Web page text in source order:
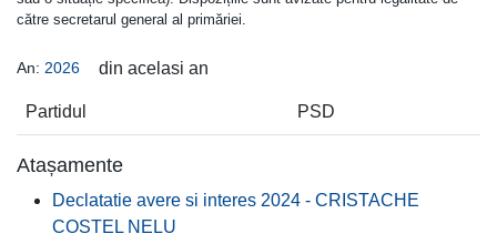
către secretarul general al primăriei.
An: 2026 din acelasi an
Partidul PSD
Atașamente
Declatatie avere si interes 2024 - CRISTACHE
COSTEL NELU